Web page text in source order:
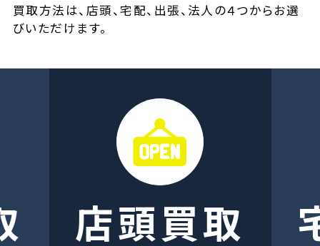
買取方法は、店頭、宅配、出張、法人の４つからお選
びいただけます。
店頭買取